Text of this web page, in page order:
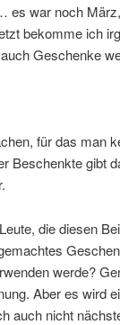
es war noch
bekomme ich
Geschenke
für das man
Beschenkte gibt
die diesen
werde?
Aber es wird
auch nicht